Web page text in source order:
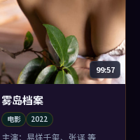
99:57
雾岛档案
电影 2022
主演：易烊千玺、张译 等